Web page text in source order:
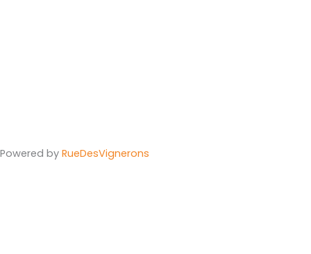
Powered by RueDesVignerons